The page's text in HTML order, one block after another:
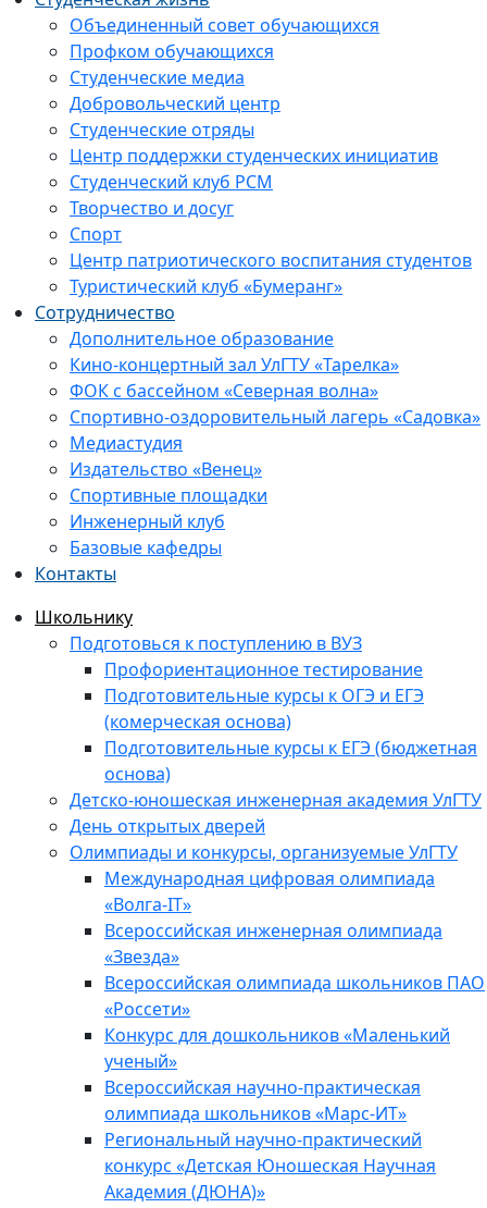
Объединенный совет обучающихся
Профком обучающихся
Студенческие медиа
Добровольческий центр
Студенческие отряды
Центр поддержки студенческих инициатив
Студенческий клуб РСМ
Творчество и досуг
Спорт
Центр патриотического воспитания студентов
Туристический клуб «Бумеранг»
Сотрудничество
Дополнительное образование
Кино-концертный зал УлГТУ «Тарелка»
ФОК с бассейном «Северная волна»
Спортивно-оздоровительный лагерь «Садовка»
Медиастудия
Издательство «Венец»
Спортивные площадки
Инженерный клуб
Базовые кафедры
Контакты
Школьнику
Подготовься к поступлению в ВУЗ
Профориентационное тестирование
Подготовительные курсы к ОГЭ и ЕГЭ
(комерческая основа)
Подготовительные курсы к ЕГЭ (бюджетная
основа)
Детско-юношеская инженерная академия УлГТУ
День открытых дверей
Олимпиады и конкурсы, организуемые УлГТУ
Международная цифровая олимпиада
«Волга-IT»
Всероссийская инженерная олимпиада
«Звезда»
Всероссийская олимпиада школьников ПАО
«Россети»
Конкурс для дошкольников «Маленький
ученый»
Всероссийская научно-практическая
олимпиада школьников «Марс-ИТ»
Региональный научно-практический
конкурс «Детская Юношеская Научная
Академия (ДЮНА)»